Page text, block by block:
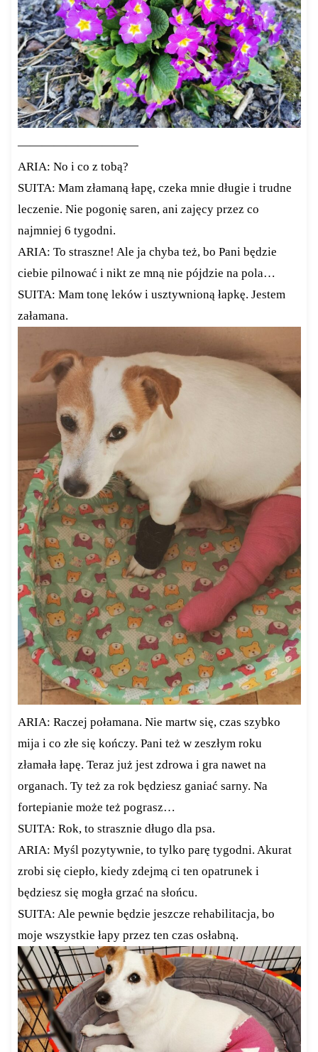
——————————
ARIA: No i co z tobą?
SUITA: Mam złamaną łapę, czeka mnie długie i trudne
leczenie. Nie pogonię saren, ani zajęcy przez co
najmniej 6 tygodni.
ARIA: To straszne! Ale ja chyba też, bo Pani będzie
ciebie pilnować i nikt ze mną nie pójdzie na pola…
SUITA: Mam tonę leków i usztywnioną łapkę. Jestem
załamana.
ARIA: Raczej połamana. Nie martw się, czas szybko
mija i co złe się kończy. Pani też w zeszłym roku
złamała łapę. Teraz już jest zdrowa i gra nawet na
organach. Ty też za rok będziesz ganiać sarny. Na
fortepianie może też pograsz…
SUITA: Rok, to strasznie długo dla psa.
ARIA: Myśl pozytywnie, to tylko parę tygodni. Akurat
zrobi się ciepło, kiedy zdejmą ci ten opatrunek i
będziesz się mogła grzać na słońcu.
SUITA: Ale pewnie będzie jeszcze rehabilitacja, bo
moje wszystkie łapy przez ten czas osłabną.